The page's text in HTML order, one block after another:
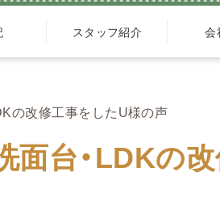
スタッフ紹介 会
の改修工事をしたU様の声
面台・LDKの